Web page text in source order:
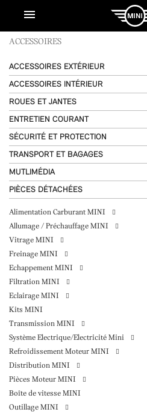
ACCESSOIRES
ACCESSOIRES EXTÉRIEUR
ACCESSOIRES INTÉRIEUR
ROUES ET JANTES
ENTRETIEN COURANT
SÉCURITÉ ET PROTECTION
TRANSPORT ET BAGAGES
MUTLIMÉDIA
PIÈCES DÉTACHÉES
Alimentation Carburant MINI
Allumage / Préchauffage MINI
Vitrage MINI
Freinage MINI
Echappement MINI
Filtration MINI
Eclairage MINI
Kits MINI
Transmission MINI
Système Electrique/Electricité Mini
Refroidissement Moteur MINI
Distribution MINI
Pièces Moteur MINI
Boîte de vitesse MINI
Outillage MINI